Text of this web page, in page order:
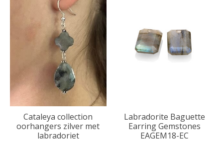
Cataleya collection
oorhangers zilver met
labradoriet
Labradorite Baguette
Earring Gemstones
EAGEM18-EC